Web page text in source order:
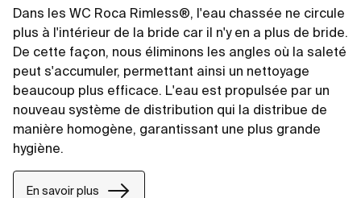
Dans les WC Roca Rimless®, l'eau chassée ne circule
plus à l'intérieur de la bride car il n'y en a plus de bride.
De cette façon, nous éliminons les angles où la saleté
peut s'accumuler, permettant ainsi un nettoyage
beaucoup plus efficace. L'eau est propulsée par un
nouveau système de distribution qui la distribue de
manière homogène, garantissant une plus grande
hygiène.
En savoir plus